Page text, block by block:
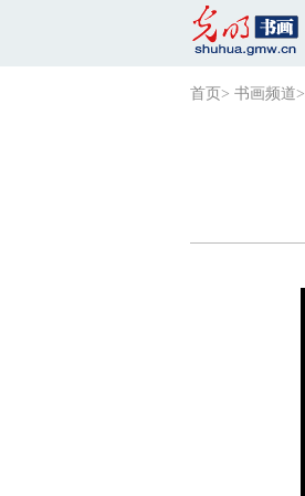
首页 > 书画频道>